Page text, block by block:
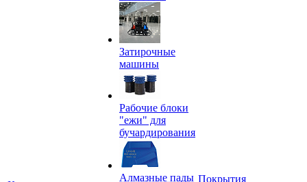
Затирочные
машины
Рабочие блоки
"ежи" для
бучардирования
Алмазные пады Покрытия